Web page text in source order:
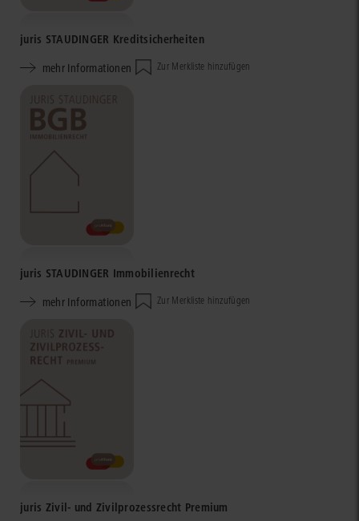
juris STAUDINGER Kreditsicherheiten
mehr Informationen
Zur Merkliste hinzufügen
juris STAUDINGER Immobilienrecht
mehr Informationen
Zur Merkliste hinzufügen
juris Zivil- und Zivilprozessrecht Premium